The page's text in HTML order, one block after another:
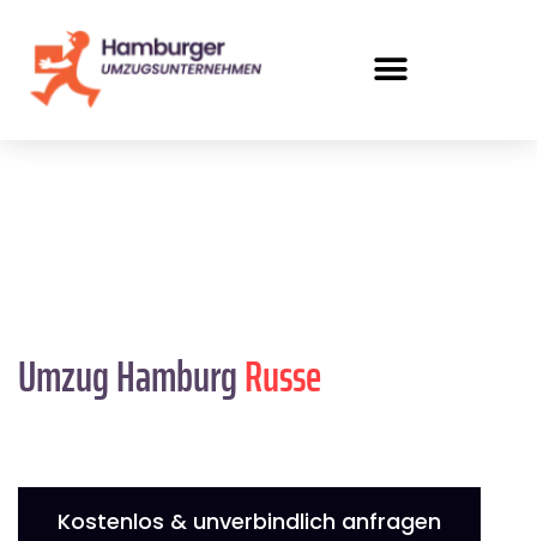
Umzug HamburgRusse
Kostenlos & unverbindlich anfragen